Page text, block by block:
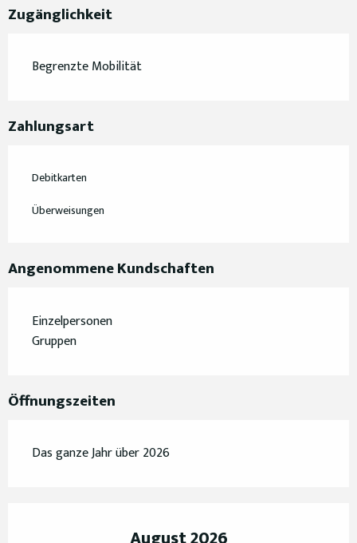
Zugänglichkeit
Begrenzte Mobilität
Zahlungsart
Debitkarten
Überweisungen
Angenommene Kundschaften
Einzelpersonen
Gruppen
Öffnungszeiten
Das ganze Jahr über 2026